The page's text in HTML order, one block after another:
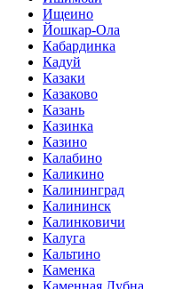
Ищеино
Йошкар-Ола
Кабардинка
Кадуй
Казаки
Казаково
Казань
Казинка
Казино
Калабино
Каликино
Калининград
Калининск
Калинковичи
Калуга
Кальтино
Каменка
Каменная Лубна